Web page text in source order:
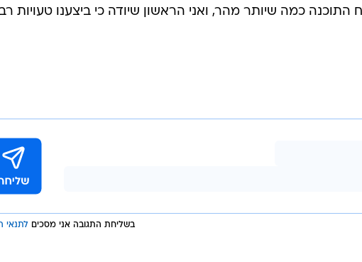
כמה שיותר מהר, ואני הראשון שיודה כי ביצענו טעויות
בשליחת התגובה אני מסכים לתנאי